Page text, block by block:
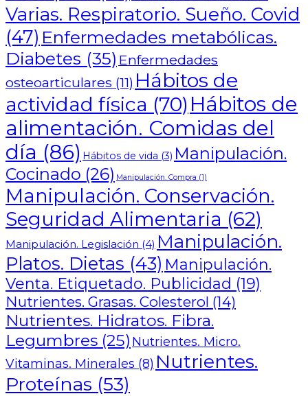
Varias. Respiratorio. Sueño. Covid
(47) Enfermedades metabólicas.
Diabetes (35) Enfermedades
osteoarticulares (11) Hábitos de
actividad física (70) Hábitos de
alimentación. Comidas del
día (86) Hábitos de vida (3) Manipulación.
Cocinado (26) Manipulación. Compra (1)
Manipulación. Conservación.
Seguridad Alimentaria (62)
Manipulación. Legislación (4) Manipulación.
Platos. Dietas (43) Manipulación.
Venta. Etiquetado. Publicidad (19)
Nutrientes. Grasas. Colesterol (14)
Nutrientes. Hidratos. Fibra.
Legumbres (25) Nutrientes. Micro.
Vitaminas. Minerales (8) Nutrientes.
Proteínas (53)